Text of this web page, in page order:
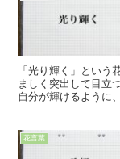
「光り輝く」という
ましく突出して目立
自分が輝けるように
花言葉